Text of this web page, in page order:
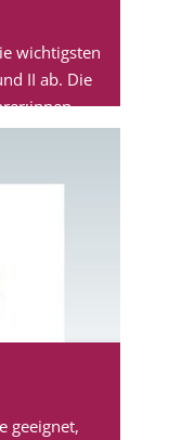
wichtigsten
II ab. Die
auf die
Themen
geeignet,